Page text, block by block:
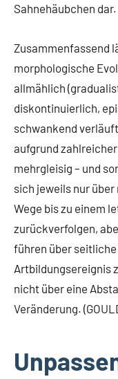
Sahnehäubchen dar.
Zusammenfassend
morphologische
allmählich
diskontinuierlich,
schwankend
aufgrund
mehrgleisig – und
sich jeweils nur
Wege bis zu einem
zurückverfolgen,
führen über
Artbildungsereignis
nicht über eine
Veränderung.